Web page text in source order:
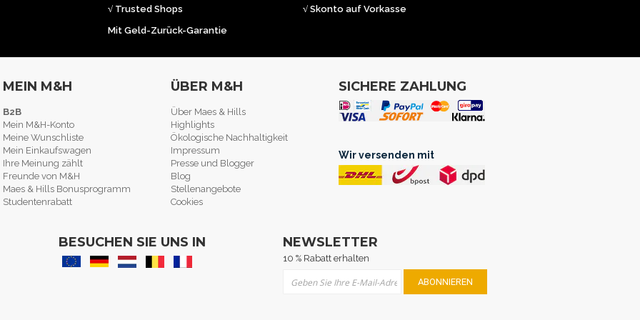
√ Trusted Shops
Mit Geld-Zurück-Garantie
√ Skonto auf Vorkasse
MEIN M&H
B2B
Mein M&H-Konto
Meine Wunschliste
Mein Einkaufswagen
Ihre Meinung zählt
Freunde von M&H
Maes & Hills Bonusprogramm
Studentenrabatt
ÜBER M&H
Über Maes & Hills
Highlights
Ökologische Nachhaltigkeit
Impressum
Presse und Blogger
Blog
Stellenangebote
Cookies
SICHERE ZAHLUNG
Wir versenden mit
BESUCHEN SIE UNS IN NEWSLETTER
10 % Rabatt erhalten
ABONNIEREN